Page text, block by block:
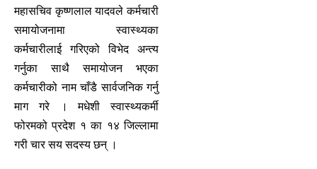
महासचिव कृष्णलाल यादवले कर्मचारी
समायोजनामा स्वास्थ्यका
कर्मचारीलाई गरिएको विभेद अन्त्य
गर्नुका साथै समायोजन भएका
कर्मचारीको नाम चाँडै सार्वजनिक गर्नु
माग गरे । मधेशी स्वास्थ्यकर्मी
फोरमको प्रदेश १ का १४ जिल्लामा
गरी चार सय सदस्य छन् ।